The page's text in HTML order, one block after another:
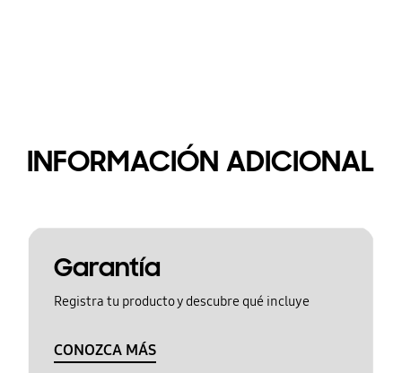
INFORMACIÓN ADICIONAL
Garantía
Registra tu producto y descubre qué incluye
CONOZCA MÁS